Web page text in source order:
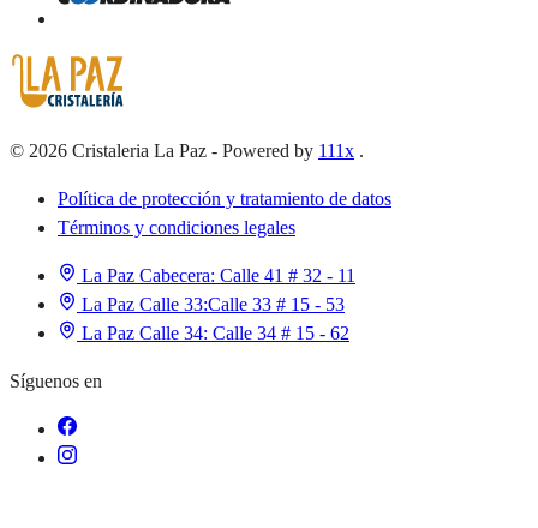
© 2026 Cristaleria La Paz - Powered by 111x .
Política de protección y tratamiento de datos
Términos y condiciones legales
La Paz Cabecera: Calle 41 # 32 - 11
La Paz Calle 33:Calle 33 # 15 - 53
La Paz Calle 34: Calle 34 # 15 - 62
Síguenos en